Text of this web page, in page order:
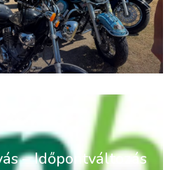
– Időpontváltozás